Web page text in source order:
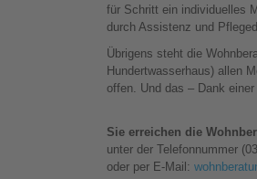
für Schritt ein individuelles
durch Assistenz und
Übrigens steht die
Hundertwasserhaus) allen
offen. Und das – Dank
Sie erreichen die
unter der Telefonnummer
oder per E-Mail: